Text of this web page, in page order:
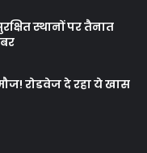
स्थानों पर तैनात
रोडवेज दे रहा ये खास